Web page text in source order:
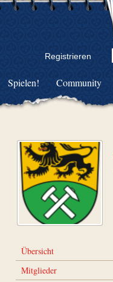
Registrieren
Community
Spielen!
Übersicht
Mitglieder